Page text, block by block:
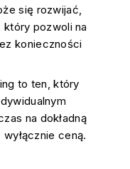
się rozwijać,
pozwoli na
konieczności
to ten, który
na dokładną
ceną.